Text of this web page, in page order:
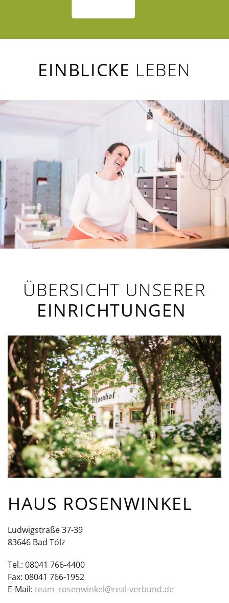
EINBLICKE LEBEN
ÜBERSICHT UNSERER
EINRICHTUNGEN
HAUS ROSENWINKEL
Ludwigstraße 37-39
83646 Bad Tölz
Tel.: 08041 766-4400
Fax: 08041 766-1952
E-Mail: team_rosenwinkel@real-verbund.de